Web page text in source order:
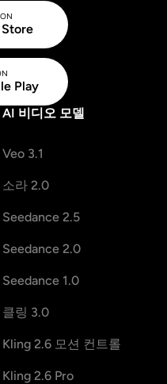
Play
AI 비디오 모델
Veo 3.1
소라 2.0
Seedance 2.5
Seedance 2.0
Seedance 1.0
클링 3.0
Kling 2.6 모션 컨트롤
Kling 2.6 Pro